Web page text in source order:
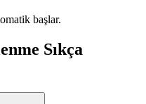
başlar.
Sıkça